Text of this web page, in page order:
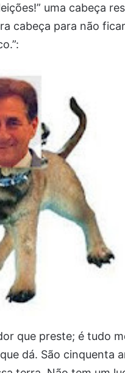
uma cabeça
cabeça para não
que preste; é tudo
dá. São cinquenta